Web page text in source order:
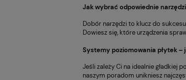
Jak wybrać odpowiednie
Dobór narzędzi to klucz do
Dowiesz się, które urządzenia
Systemy poziomowania płytek –
Jeśli zależy Ci na idealnie gładkiej
naszym poradom unikniesz